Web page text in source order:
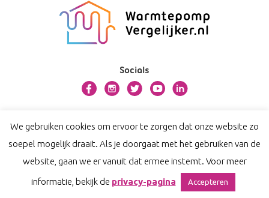
Socials
Contact
Privacy
Disclaimer
We gebruiken cookies om ervoor te zorgen dat onze website zo
soepel mogelijk draait. Als je doorgaat met het gebruiken van de
website, gaan we er vanuit dat ermee instemt. Voor meer
informatie, bekijk de privacy-pagina Accepteren